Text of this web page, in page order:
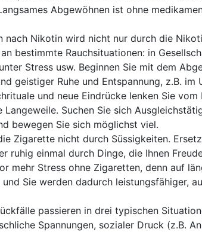
Abgewöhnen ist ohne
nach Nikotin wird nicht nur durch die
bestimmte Rauchsituationen: in
Stress usw. Beginnen Sie mit dem
geistiger Ruhe und Entspannung, z.B. im
und neue Eindrücke lenken Sie vom
Langeweile. Suchen Sie sich
bewegen Sie sich möglichst viel.
Zigarette nicht durch Süssigkeiten.
ruhig einmal durch Dinge, die Ihnen
mehr Stress ohne Zigaretten, denn auf
und Sie werden dadurch leistungsfähiger,
passieren in drei typischen
Spannungen, sozialer Druck (z.B.